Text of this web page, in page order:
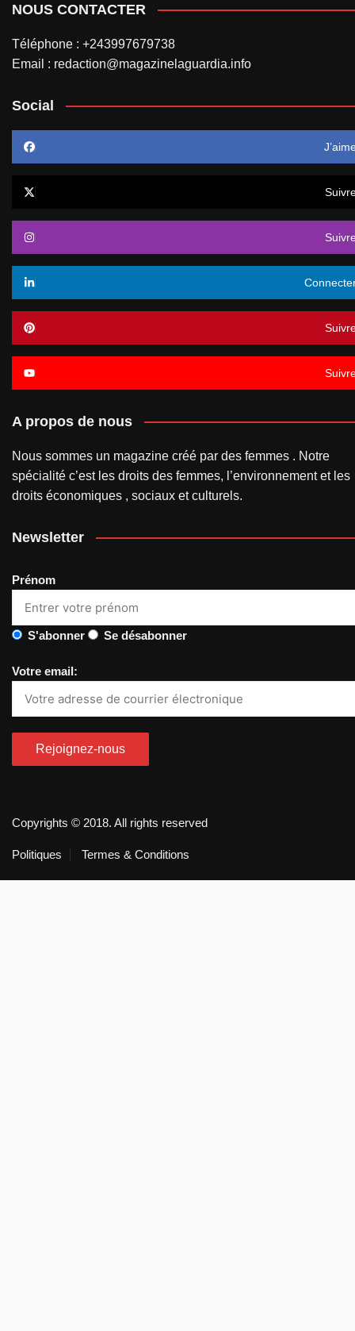
NOUS CONTACTER
Téléphone : +243997679738
Email : redaction@magazinelaguardia.info
Social
A propos de nous
Nous sommes un magazine créé par des femmes . Notre
spécialité c’est les droits des femmes, l’environnement et les
droits économiques , sociaux et culturels.
Newsletter
Prénom
S'abonner Se désabonner
Votre email:
Copyrights © 2018. All rights reserved
Politiques Termes & Conditions